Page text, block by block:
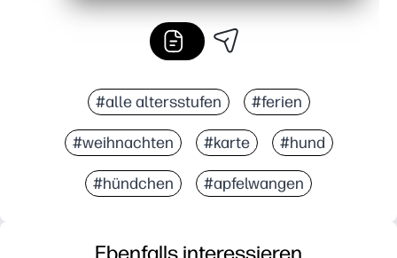
#alle altersstufen #ferien
#weihnachten #karte #hund
#hündchen #apfelwangen